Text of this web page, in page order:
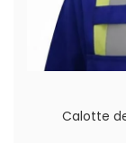
Calotte